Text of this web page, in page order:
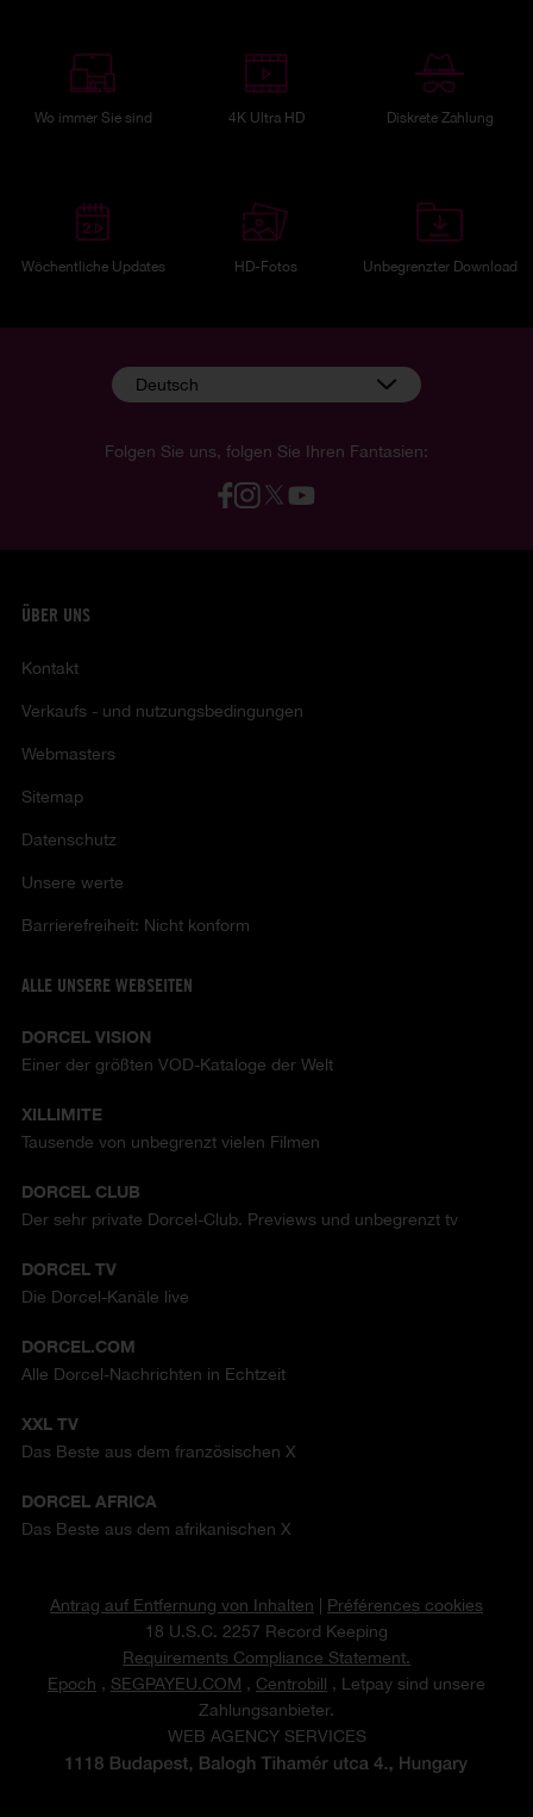
Wo immer Sie sind 4K Ultra HD Diskrete Zahlung
Wöchentliche Updates HD-Fotos Unbegrenzter Download
Folgen Sie uns, folgen Sie Ihren Fantasien:
Deutsch
ÜBER UNS
Kontakt
Verkaufs - und nutzungsbedingungen
Webmasters
Sitemap
Datenschutz
Unsere werte
Barrierefreiheit: Nicht konform
ALLE UNSERE WEBSEITEN
DORCEL VISION
Einer der größten VOD-Kataloge der Welt
XILLIMITE
Tausende von unbegrenzt vielen Filmen
DORCEL CLUB
Der sehr private Dorcel-Club. Previews und unbegrenzt tv
DORCEL TV
Die Dorcel-Kanäle live
DORCEL.COM
Alle Dorcel-Nachrichten in Echtzeit
XXL TV
Das Beste aus dem französischen X
DORCEL AFRICA
Das Beste aus dem afrikanischen X
Antrag auf Entfernung von Inhalten | Préférences cookies
18 U.S.C. 2257 Record Keeping
Requirements Compliance Statement.
Epoch , SEGPAYEU.COM , Centrobill , Letpay sind unsere
Zahlungsanbieter.
WEB AGENCY SERVICES